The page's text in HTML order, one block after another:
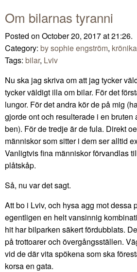
Om bilarnas tyranni
Posted on October 20, 2017 at 21:26.
Category: by sophie engström, krönika
Tags: bilar, Lviv
Nu ska jag skriva om att jag tycker
tycker väldigt illa om bilar. För det
lungor. För det andra kör de på mig
gjorde ont och resulterade i en bruten
ben). För de tredje är de fula. Direkt
människor som sitter i dem ser alltid
Vanligtvis fina människor förvandlas
plåtskåp.
Så, nu var det sagt.
Att bo i Lviv, och hysa agg mot dessa
egentligen en helt vansinnig
hit har bilparken säkert fördubblats.
på trottoarer och övergångsställen.
vid de där vita spökena som ska
korsa en gata.